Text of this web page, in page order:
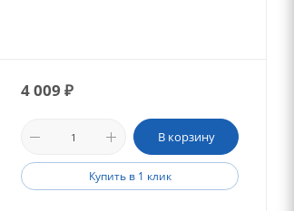
4 009 ₽
В корзину
Купить в 1 клик